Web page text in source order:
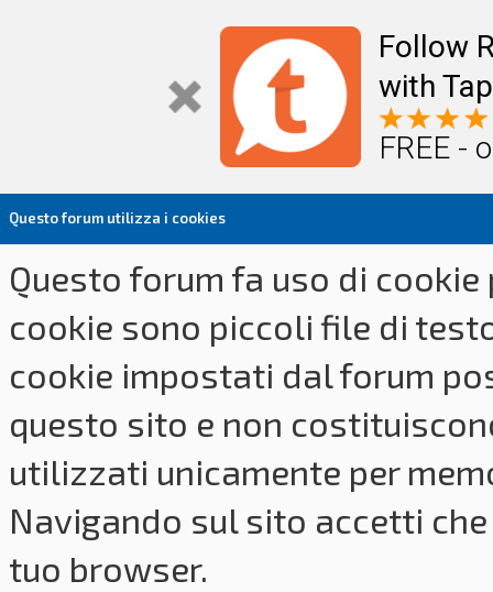
Follow
with
FREE -
Questo forum utilizza i cookies
Questo forum fa uso di
cookie sono piccoli file di
cookie impostati dal forum
questo sito e non
utilizzati unicamente per
Navigando sul sito accetti
tuo browser.